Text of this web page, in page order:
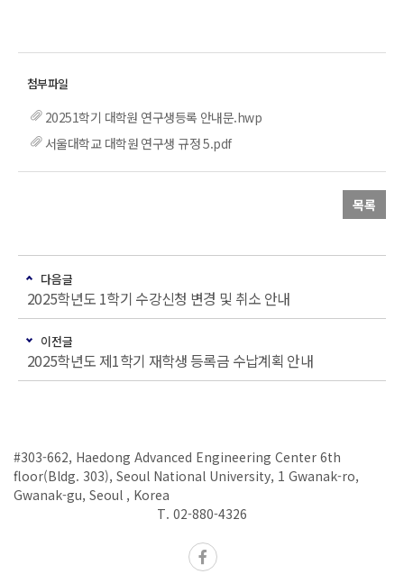
20251학기 대학원 연구생등록 안내문.hwp
서울대학교 대학원 연구생 규정 5.pdf
목록
다음글
2025학년도 1학기 수강신청 변경 및 취소 안내
이전글
2025학년도 제1학기 재학생 등록금 수납계획 안내
#303-662, Haedong Advanced Engineering Center 6th
floor(Bldg. 303), Seoul National University, 1 Gwanak-ro,
Gwanak-gu, Seoul , Korea
T. 02-880-4326